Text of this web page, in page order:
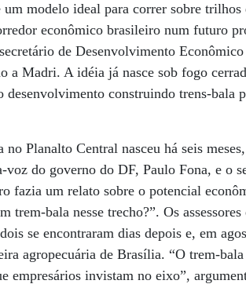
um modelo ideal para correr sobre
econômico brasileiro num futuro
de Desenvolvimento
a Madri. A idéia já nasce sob fogo
desenvolvimento construindo trens-
Planalto Central nasceu há seis
do governo do DF, Paulo Fona, e o
fazia um relato sobre o potencial
trem-bala nesse trecho?”. Os
se encontraram dias depois e, em
agropecuária de Brasília. “O trem-
empresários invistam no eixo”,